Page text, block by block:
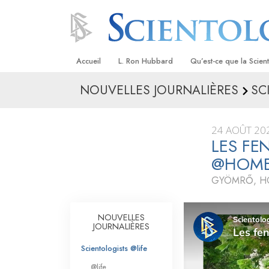
Accueil L. Ron Hubbard Qu’est-ce que la
Croyances et pratiques
Les scientologues et
Rencontrez un
À l’intérieur d’une
Les principes de base
Scientologie
La Dianétique : Une
NOUVELLES JOURNALIÈRES
24 AOÛT
LES
GYÖMRŐ,
NOUVELLES
JOURNALIÈRES
Scientologists @life